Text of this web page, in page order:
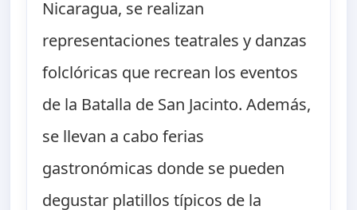
Nicaragua, se realizan
representaciones teatrales y danzas
folclóricas que recrean los eventos
de la Batalla de San Jacinto. Además,
se llevan a cabo ferias
gastronómicas donde se pueden
degustar platillos típicos de la